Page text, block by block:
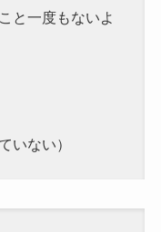
と一度もないよ
いない）